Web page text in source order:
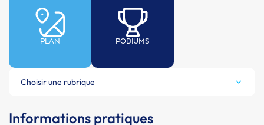
PLAN PODIUMS
Choisir une rubrique
Informations pratiques